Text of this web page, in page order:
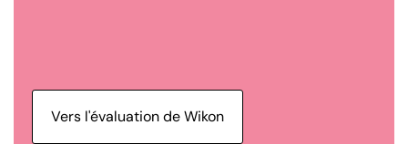
Vers l'évaluation de Wikon